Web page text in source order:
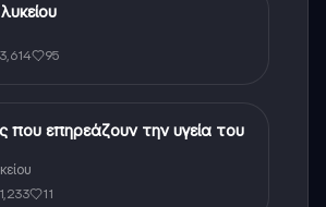
95
που επηρεάζουν την υγεία του
11